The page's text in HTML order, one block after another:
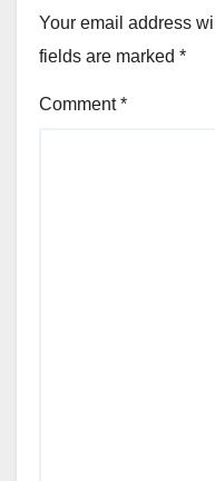
Your email address
fields are marked *
Comment*